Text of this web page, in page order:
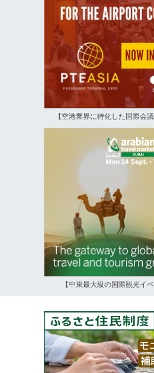
【空港業界に特化した国際会
【中東最大級の国際観光イ